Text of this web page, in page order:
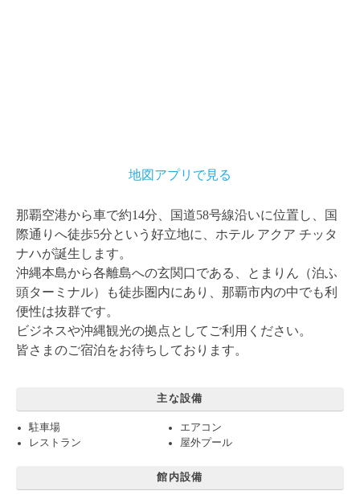
地図アプリで見る
那覇空港から車で約14分、国道58号線沿いに位置し、国
際通りへ徒歩5分という好立地に、ホテル アクア チッタ
ナハが誕生します。
沖縄本島から各離島への玄関口である、とまりん（泊ふ
頭ターミナル）も徒歩圏内にあり、那覇市内の中でも利
便性は抜群です。
ビジネスや沖縄観光の拠点としてご利用ください。
皆さまのご宿泊をお待ちしております。
主な設備
駐車場
エアコン
レストラン
屋外プール
館内設備